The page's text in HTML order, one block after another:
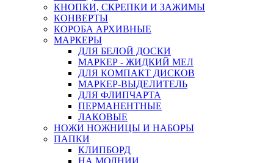
КНОПКИ, СКРЕПКИ И ЗАЖИМЫ
КОНВЕРТЫ
КОРОБА АРХИВНЫЕ
МАРКЕРЫ
ДЛЯ БЕЛОЙ ДОСКИ
МАРКЕР - ЖИДКИЙ МЕЛ
ДЛЯ КОМПАКТ ДИСКОВ
МАРКЕР-ВЫДЕЛИТЕЛЬ
ДЛЯ ФЛИПЧАРТА
ПЕРМАНЕНТНЫЕ
ЛАКОВЫЕ
НОЖИ НОЖНИЦЫ И НАБОРЫ
ПАПКИ
КЛИПБОРД